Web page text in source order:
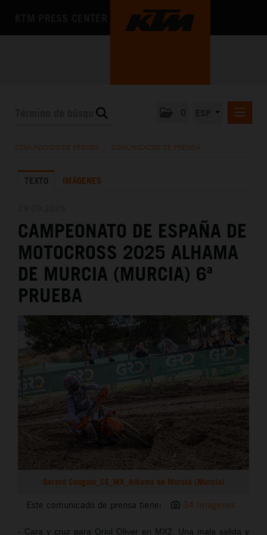
LA EMPRESA
COMUNICADO DE PRENSA COMUNICADOS DE PRENSA
TEXTO IMÁGENES
CAMPEONATO DE ESPAÑA DE
MOTOCROSS 2025 ALHAMA
DE MURCIA (MURCIA) 6ª
PRUEBA
Gerard Congost_CE_MX_Alhama de Murcia (Murcia)
Este comunicado de prensa tiene: 34 Imágenes
- Cara y cruz para Oriol Oliver en MX2. Una mala salida y